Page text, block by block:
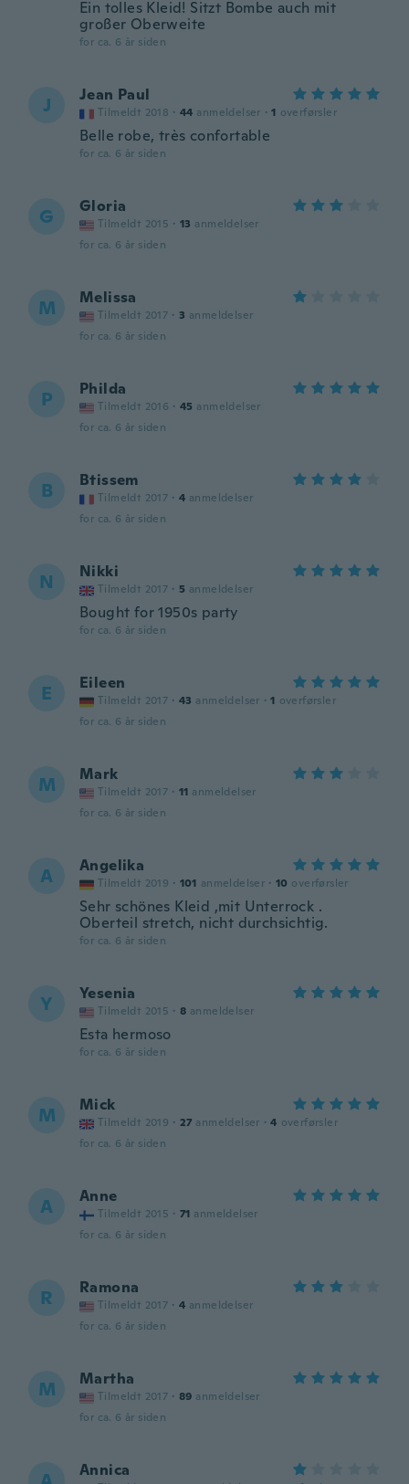
Ein tolles Kleid! Sitzt Bombe auch mit
großer Oberweite
for ca. 6 år siden
J Jean Paul
Tilmeldt 2018 · 44 anmeldelser · 1 overførsler
Belle robe, très confortable
for ca. 6 år siden
G Gloria
Tilmeldt 2015 · 13 anmeldelser
for ca. 6 år siden
M Melissa
Tilmeldt 2017 · 3 anmeldelser
for ca. 6 år siden
P Philda
Tilmeldt 2016 · 45 anmeldelser
for ca. 6 år siden
B Btissem
Tilmeldt 2017 · 4 anmeldelser
for ca. 6 år siden
N Nikki
Tilmeldt 2017 · 5 anmeldelser
Bought for 1950s party
for ca. 6 år siden
E Eileen
Tilmeldt 2017 · 43 anmeldelser · 1 overførsler
for ca. 6 år siden
M Mark
Tilmeldt 2017 · 11 anmeldelser
for ca. 6 år siden
A Angelika
Tilmeldt 2019 · 101 anmeldelser · 10 overførsler
Sehr schönes Kleid ,mit Unterrock .
Oberteil stretch, nicht durchsichtig.
for ca. 6 år siden
Y Yesenia
Tilmeldt 2015 · 8 anmeldelser
Esta hermoso
for ca. 6 år siden
M Mick
Tilmeldt 2019 · 27 anmeldelser · 4 overførsler
for ca. 6 år siden
A Anne
Tilmeldt 2015 · 71 anmeldelser
for ca. 6 år siden
R Ramona
Tilmeldt 2017 · 4 anmeldelser
for ca. 6 år siden
M Martha
Tilmeldt 2017 · 89 anmeldelser
for ca. 6 år siden
Annica